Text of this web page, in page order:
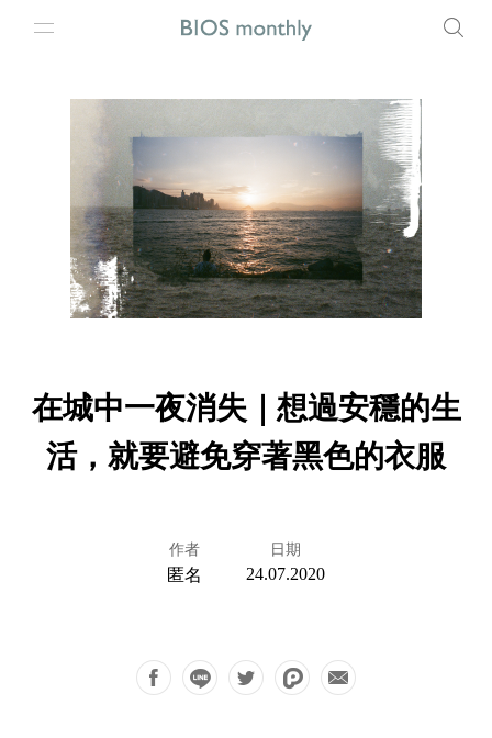
在城中一夜消失｜想過安穩的生
活，就要避免穿著黑色的衣服
作者
匿名
日期
24.07.2020